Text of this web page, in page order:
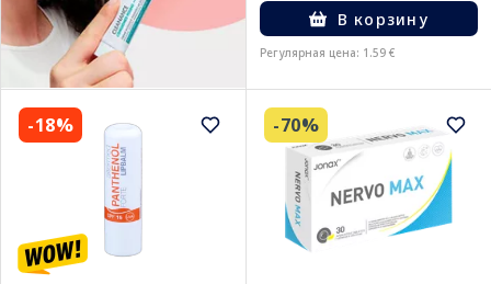
В корзину
Регулярная цена: 1.59 €
-18% -70%